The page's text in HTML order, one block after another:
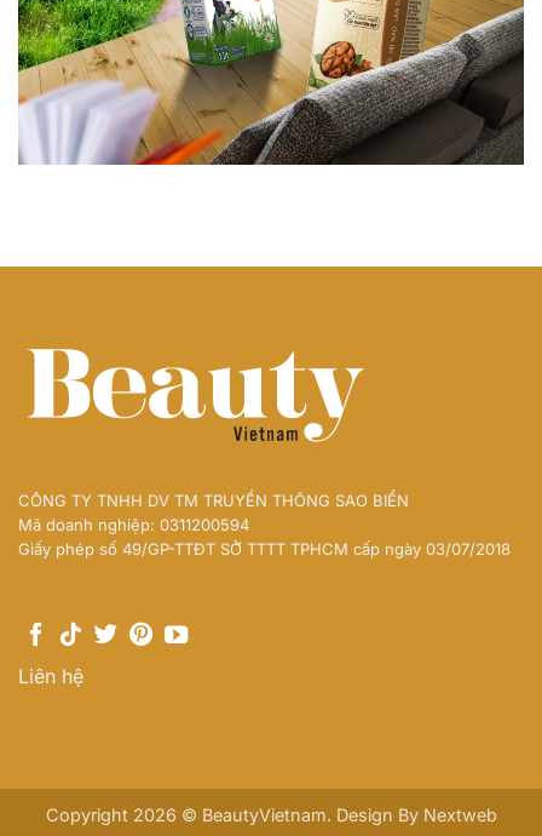
CÔNG TY TNHH DV TM TRUYỀN THÔNG SAO BIỂN
Mã doanh nghiệp: 0311200594
Giấy phép số 49/GP-TTĐT SỞ TTTT TPHCM cấp ngày 03/07/2018
Liên hệ
Copyright 2026 © BeautyVietnam. Design By Nextweb